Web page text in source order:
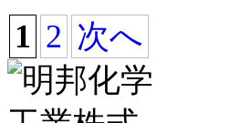
1 2 次へ